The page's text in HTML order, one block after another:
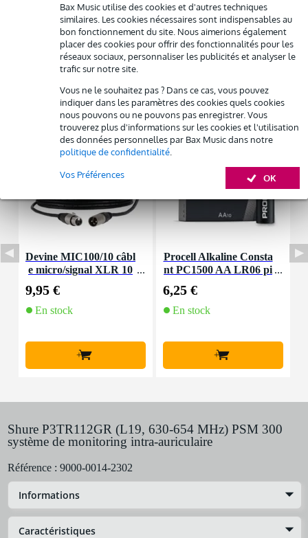
Bax Music utilise des cookies et d'autres techniques
similaires. Les cookies nécessaires sont indispensables au
bon fonctionnement du site. Nous aimerions également
placer des cookies pour offrir des fonctionnalités pour les
réseaux sociaux, personnaliser les publicités et analyser le
trafic sur notre site.
Vous ne le souhaitez pas ? Dans ce cas, vous pouvez
indiquer dans les paramètres des cookies quels cookies
nous pouvons ou ne pouvons pas enregistrer. Vous
trouverez plus d'informations sur les cookies et l'utilisation
des données personnelles par Bax Music dans notre
politique de confidentialité
OK
Vos Préférences
Louez ce produit
Autres variantes (4)
Accessoires (8)
Devine MIC100/10 câbl
e micro/signal XLR 10
9,95 €
En stock
+
Procell Alkaline Consta
nt PC1500 AA LR06 pi
6,25 €
En stock
+
Shure P3TR112GR (L19, 630-654 MHz) PSM 300
système de monitoring intra-auriculaire
Référence : 9000-0014-2302
Informations
Caractéristiques